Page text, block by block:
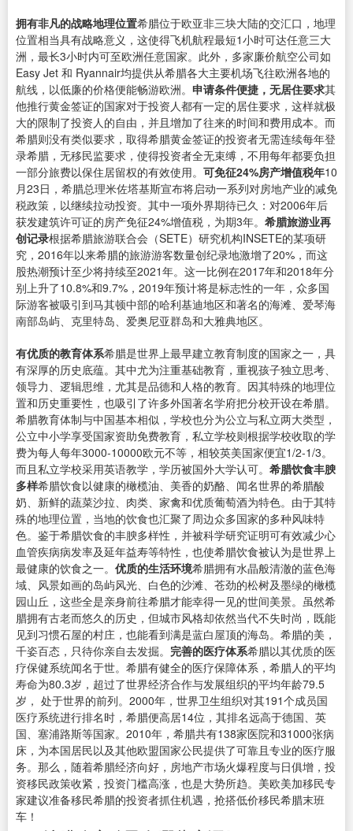
拥有非凡的战略地理位置希腊位于欧亚非三块大陆的交汇口，地理
位置相当具有战略意义，这使得飞机航程最短1小时可达任意三大
洲，最长3小时内可至欧洲任意国家。此外，多家廉价航空公司如
Easy Jet 和 Ryannair均提供从希腊各大主要机场飞往欧洲各地的
航线，以低廉的价格便能畅游欧洲。 申请条件便捷，无居住要求其
他推行黄金签证的国家对于投资人都有一定的居住要求，这样就极
大的限制了投资人的自由，并且增加了往来的时间和费用成本。而
希腊则没有类似要求，取得希腊黄金签证的投资者无需连续每年登
录希腊，无移民监要求，使得投资者全无束缚，不用每年都要负担
一部分旅费以保住居留权的有效使用。 可免征24%房产增值税年10
月23日，希腊总理米佐塔基斯宣布将启动一系列对房地产业的减免
税政策，以继续拉动投资。其中一项外界期待已久：对2006年后
获发建筑许可证的房产免征24%增值税，为期3年。 希腊旅游业再
创记录根据希腊旅游联合会（SETE）研究机构INSETE的某项研
究，2016年以来希腊的旅游游客数量创纪录地激增了20%，而这
股热潮预计至少将持续至2021年。这一比例在2017年和2018年分
别上升了10.8%和9.7%，2019年预计将是标志性的一年，众多国
际游客被吸引到马其顿中部的哈利基迪地区和著名的海滩、爱琴海
南部岛屿、克里特岛、爱奥尼亚群岛和大雅典地区。
有优质的教育体系希腊是世界上最早建立教育制度的国家之一，具
有深厚的历史底蕴。其中尤为注重基础教育，重视孩子独立思考、
领导力、逻辑思维，尤其是品德和人格的教育。因其特殊的地理位
置和历史重要性，也吸引了许多外国著名学府把分校开设在希腊。
希腊教育体制与中国基本相似，学校也分为公立与私立两大类型，
公立中小学享受国家资助免费教育，私立学校则根据学校收取的学
费为每人每年3000-10000欧元不等，相较英美国家便宜1/2-1/3。
而且私立学校采用英语教学，学历被国外大学认可。 希腊饮食丰腴
多样希腊饮食以健康的橄榄油、美香的奶酪、闻名世界的希腊酸
奶、新鲜的蔬菜沙拉、肉类、家禽和优质葡萄酒为特色。由于其特
殊的地理位置，当地的饮食也汇聚了周边众多国家的多种风味特
色。鉴于希腊饮食的丰腴多样性，并被科学研究证明可有效减少心
血管疾病病发率及延年益寿等特性，也使希腊饮食被认为是世界上
最健康的饮食之一。 优质的生活环境希腊拥有水晶般清澈的蓝色海
域、风景如画的岛屿风光、白色的沙滩、苍劲的松树及墨绿的橄榄
园山丘，这些全是亲身前往希腊才能幸得一见的世间美景。虽然希
腊拥有古老而悠久的历史，但城市风格却依然当代不失时尚，既能
见到习惯石屋的村庄，也能看到满是蓝白屋顶的海岛。希腊的美，
千姿百态，只待你亲自去发掘。 完善的医疗体系希腊以其优质的医
疗保健系统闻名于世。希腊有健全的医疗保障体系，希腊人的平均
寿命为80.3岁，超过了世界经济合作与发展组织的平均年龄79.5
岁， 处于世界的前列。2000年，世界卫生组织对其191个成员国
医疗系统进行排名时，希腊便高居14位，其排名远高于德国、英
国、塞浦路斯等国家。2010年，希腊共有138家医院和31000张病
床，为本国居民以及其他欧盟国家公民提供了可靠且专业的医疗服
务。那么，随着希腊经济向好，房地产市场火爆程度与日俱增，投
资移民政策收紧，投资门槛高涨，也是大势所趋。美欧美加移民专
家建议准备移民希腊的投资者抓住机遇，抢搭低价移民希腊末班
车！